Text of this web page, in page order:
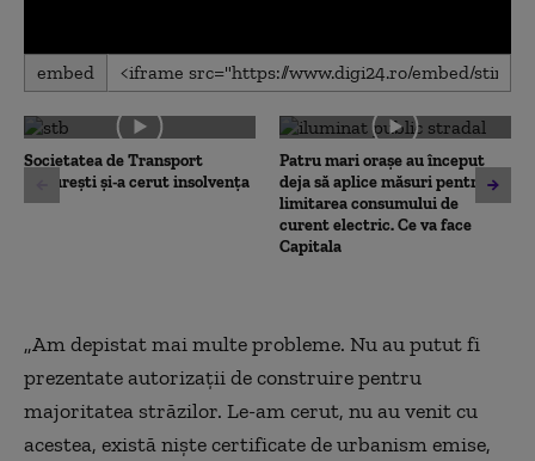
0
seconds
0
seconds
embed
Societatea de Transport
București și-a cerut insolvența
Patru mari orașe au început
deja să aplice măsuri pentru
limitarea consumului de
curent electric. Ce va face
Capitala
„Am depistat mai multe probleme. Nu au putut fi
prezentate autorizații de construire pentru
majoritatea străzilor. Le-am cerut, nu au venit cu
acestea, există niște certificate de urbanism emise,